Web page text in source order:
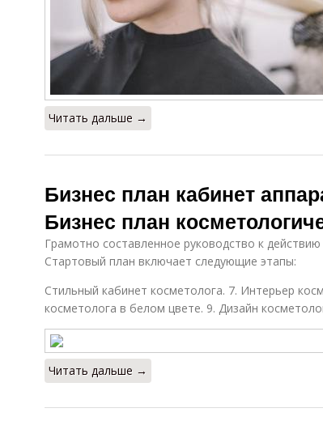
Читать дальше →
Бизнес план кабинет
Бизнес план
Грамотно составленное руководство к
Стартовый план включает следующие этапы:
Стильный кабинет косметолога. 7. Интерьер
косметолога в белом цвете. 9. Дизайн
Читать дальше →